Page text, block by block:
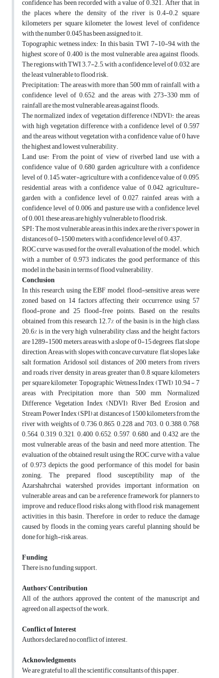
confidence has been recorded with a value of 0.321. After that, in
the places where the density of the river is 0.4-0.2 square
kilometers per square kilometer, the lowest level of confidence
with the number 0.045 has been assigned to it.
Topographic wetness index: In this basin, TWI 7-10-94, with the
highest score of 0.400, is the most vulnerable area against floods.
The regions with TWI 3.7-2.5, with a confidence level of 0.032, are
the least vulnerable to flood risk.
Precipitation: The areas with more than 500 mm of rainfall, with a
confidence level of 0.652, and the areas with 273-330 mm of
rainfall are the most vulnerable areas against floods.
The normalized index of vegetation difference (NDVI): the areas
with high vegetation difference with a confidence level of 0.597
and the areas without vegetation with a confidence value of 0 have
the highest and lowest vulnerability.
Land use: From the point of view of riverbed land use, with a
confidence value of 0.680, garden agriculture with a confidence
level of 0.145, water-agriculture with a confidence value of 0.095,
residential areas with a confidence value of 0.042, agriculture-
garden with a confidence level of 0.027, rainfed areas with a
confidence level of 0.006, and pasture use with a confidence level
of 0.001, these areas are highly vulnerable to flood risk.
SPI: The most vulnerable areas in this index are the river's power in
distances of 0-1500 meters, with a confidence level of 0.437.
ROC curve was used for the overall evaluation of the model. which
with a number of 0.973 indicates the good performance of this
model in the basin in terms of flood vulnerability.
Conclusion
In this research, using the EBF model, flood-sensitive areas were
zoned based on 14 factors affecting their occurrence, using 57
flood-prone and 25 flood-free points. Based on the results
obtained from this research, 12.7% of the basin is in the high class,
20.6% is in the very high vulnerability class, and the height factors
are 1289-1500 meters, areas with a slope of 0-15 degrees, flat slope
direction, Areas with slopes with concave curvature, flat slopes, lake
salt formation, Aridosol soil, distances of 200 meters from rivers
and roads, river density in areas greater than 0.8 square kilometers
per square kilometer, Topographic Wetness Index (TWI) 10.94 - 7
areas with Precipitation more than 500 mm, Normalized
Difference Vegetation Index (NDVI), River Bed, Erosion and
Stream Power Index (SPI) at distances of 1500 kilometers from the
river with weights of 0.736, 0.865, 0.228, and 703. 0, 0.388, 0.768,
0.564, 0.319, 0.321, 0.400, 0.652, 0.597, 0.680, and 0.432 are the
most vulnerable areas of the basin and need more attention. The
evaluation of the obtained result using the ROC curve with a value
of 0.973 depicts the good performance of this model for basin
zoning. The prepared flood susceptibility map of the
Azarshahrchai watershed provides important information on
vulnerable areas and can be a reference framework for planners to
improve and reduce flood risks along with flood risk management
activities in this basin. Therefore, in order to reduce the damage
caused by floods in the coming years, careful planning should be
done for high-risk areas.
Funding
There is no funding support.
Authors’ Contribution
All of the authors approved the content of the manuscript and
agreed on all aspects of the work.
Conflict of Interest
Authors declared no conflict of interest.
Acknowledgments
We are grateful to all the scientific consultants of this paper.